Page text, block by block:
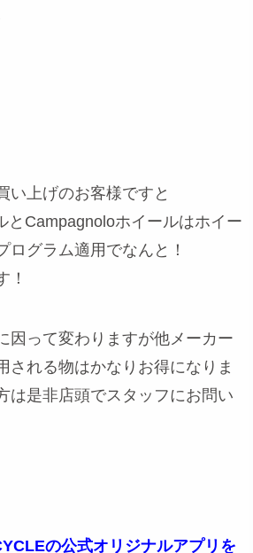
い上げのお客様ですと
とCampagnoloホイールはホイー
ログラム適用でなんと！
！
因って変わりますが他メーカー
される物はかなりお得になりま
は是非店頭でスタッフにお問い
の公式オリジナルアプリを